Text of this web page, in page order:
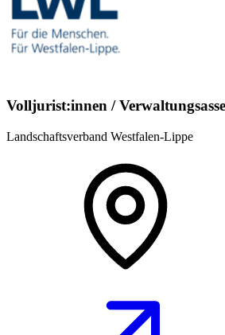
Volljurist:innen /
Landschaftsverband Westfalen-Lippe